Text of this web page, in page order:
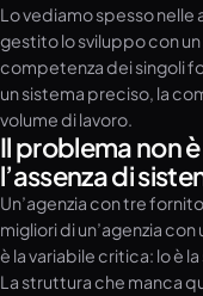
Lo vediamo spesso nelle
gestito lo sviluppo con
competenza dei singoli
un sistema preciso, la
volume di lavoro.
Il problema non
l’assenza di
Un’agenzia con tre
migliori di un’agenzia
è la variabile critica: lo è
La struttura che manca